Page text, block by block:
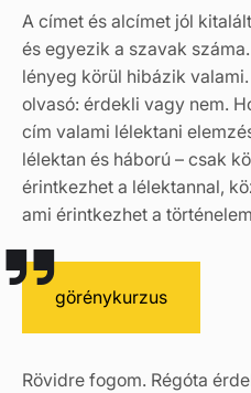
A címet és alcímet jól
és egyezik a szavak
lényeg körül hibázik
olvasó: érdekli vagy nem.
cím valami lélektani
lélektan és háború – csak
érintkezhet a lélektannal,
ami érintkezhet a
görénykurzus
Rövidre fogom. Régóta